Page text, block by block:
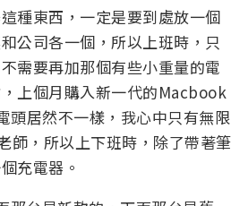
種東西，一定是要到處放一個
公司各一個，所以上班時，只
需要再加那個有些小重量的電
上個月購入新一代的Macbook
頭居然不一樣，我心中只有無限
師，所以上下班時，除了帶著筆
充電器。